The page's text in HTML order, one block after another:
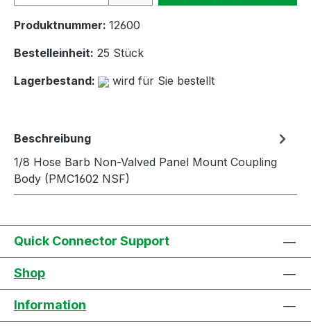
Produktnummer: 12600
Bestelleinheit: 25 Stück
Lagerbestand:
wird für Sie bestellt
Beschreibung
1/8 Hose Barb Non-Valved Panel Mount Coupling
Body (PMC1602 NSF)
Quick Connector Support
Shop
Information